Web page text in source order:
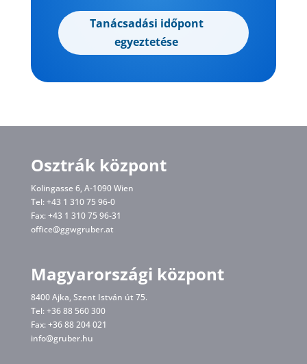
Tanácsadási időpont
egyeztetése
Osztrák központ
Kolingasse 6, A-1090 Wien
Tel: +43 1 310 75 96-0
Fax: +43 1 310 75 96-31
office@ggwgruber.at
Magyarországi központ
8400 Ajka, Szent István út 75.
Tel: +36 88 560 300
Fax: +36 88 204 021
info@gruber.hu